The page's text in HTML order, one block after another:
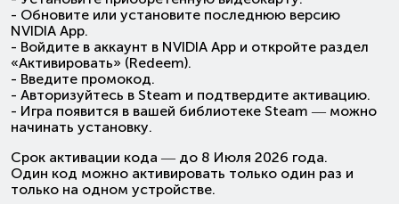
- Обновите или установите последнюю версию
NVIDIA App.
- Войдите в аккаунт в NVIDIA App и откройте раздел
«Активировать» (Redeem).
- Введите промокод.
- Авторизуйтесь в Steam и подтвердите активацию.
- Игра появится в вашей библиотеке Steam — можно
начинать установку.
Срок активации кода — до 8 Июля 2026 года.
Один код можно активировать только один раз и
только на одном устройстве.